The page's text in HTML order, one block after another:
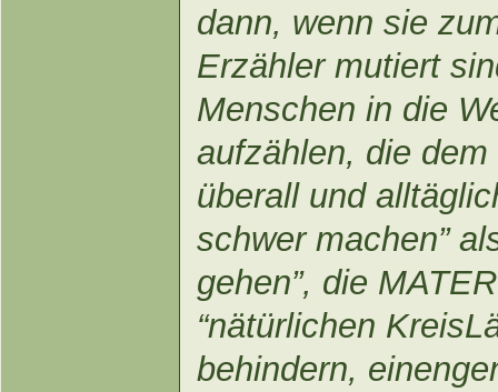
dann, wenn sie
Erzähler mutiert
Menschen in die
aufzählen, die
überall und
schwer machen”
gehen”, die
“nätürlichen
behindern,